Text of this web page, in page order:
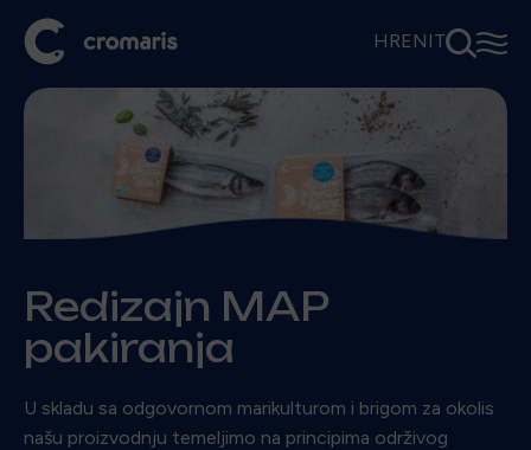
HREN IT⚲☰
Redizajn MAP
pakiranja
U skladu sa odgovornom marikulturom i brigom za okolis
našu proizvodnju temeljimo na principima održivog